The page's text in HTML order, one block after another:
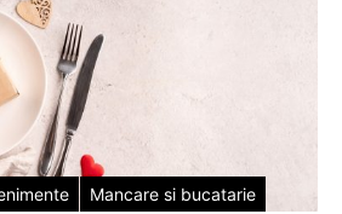
Mancare si bucatarie